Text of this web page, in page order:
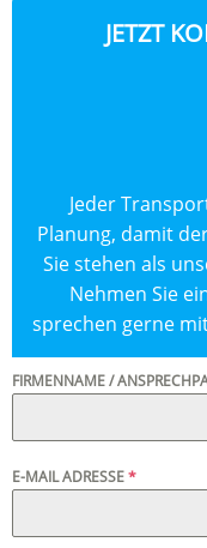
JETZT
Jeder
Planung, damit
Sie stehen als
Nehmen Sie
sprechen gerne
FIRMENNAME /
E-MAIL ADRESSE*